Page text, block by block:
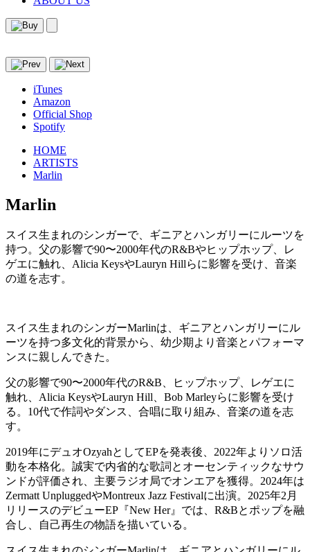
iTunes
Amazon
Official Shop
Spotify
HOME
ARTISTS
Marlin
Marlin
スイス生まれのシンガーで、ギニアとハンガリーにルーツを
持つ。父の影響で90〜2000年代のR&Bやヒップホップ、レ
ゲエに触れ、Alicia KeysやLauryn Hillらに影響を受け、音楽
の道を志す。
スイス生まれのシンガーMarlinは、ギニアとハンガリーにル
ーツを持つ多文化的背景から、幼少期より音楽とパフォーマ
ンスに親しんできた。
父の影響で90〜2000年代のR&B、ヒップホップ、レゲエに
触れ、Alicia KeysやLauryn Hill、Bob Marleyらに影響を受け
る。10代で作詞やダンス、合唱に取り組み、音楽の道を志
す。
2019年にデュオOzyahとしてEPを発表後、2022年よりソロ活
動を本格化。誠実で内省的な歌詞とオーセンティックなサウ
ンドが評価され、主要ラジオ局でオンエアを獲得。2024年は
Zermatt UnpluggedやMontreux Jazz Festivalに出演。2025年2月
リリースのデビューEP『New Her』では、R&Bとポップを融
合し、自己再生の物語を描いている。